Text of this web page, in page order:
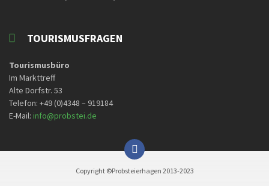
TOURISMUSFRAGEN
Tourismusbüro
Im Markttreff
Alte Dorfstr. 53
Telefon: +49 (0)4348 – 919184
E-Mail: info@probstei.de
Copyright ©Probsteierhagen 2013-2023